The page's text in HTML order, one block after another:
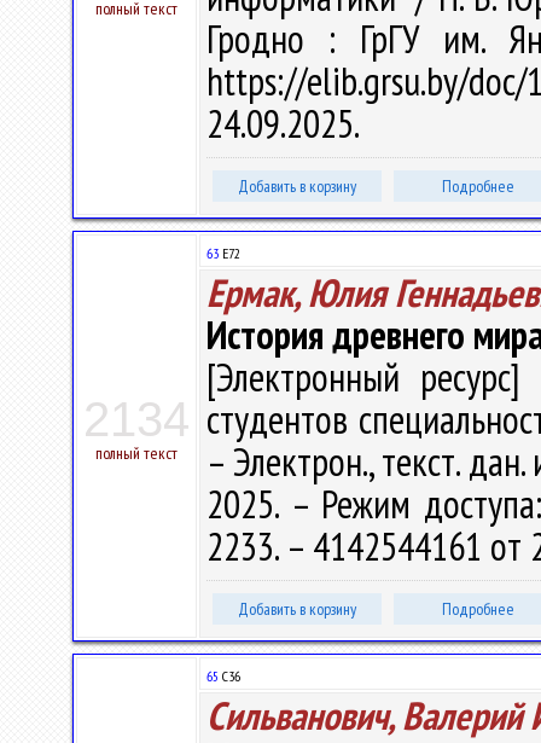
полный текст
Гродно : ГрГУ им.
https://elib.grsu.by/
24.09.2025.
Добавить в корзину Подробнее
2134
полный текст
63 Е72
Ермак, Юлия
История древнего
[Электронный
студентов
– Электрон., текст.
2025. – Режим
2233. – 4142544161 от
Добавить в корзину Подробнее
65 С36
Сильванович, Валерий